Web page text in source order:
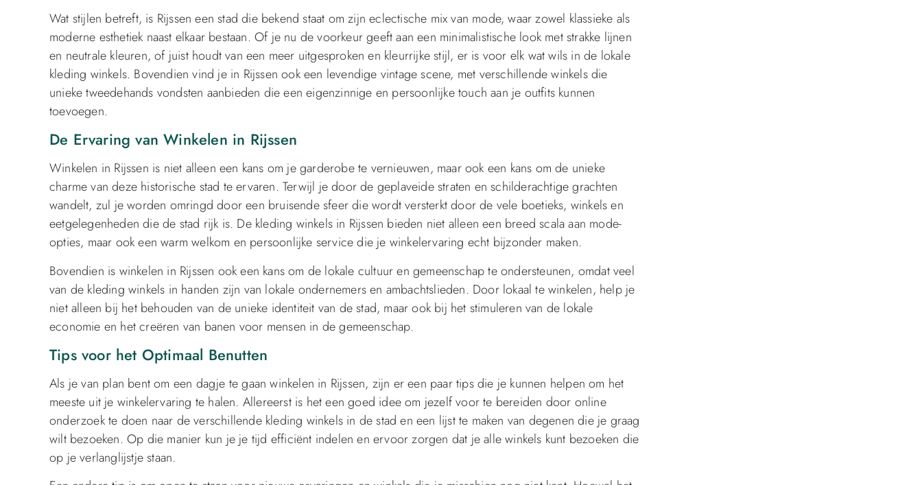
Wat stijlen betreft, is Rijssen een stad die bekend staat om zijn eclectische mix van mode, waar zowel klassieke als
moderne esthetiek naast elkaar bestaan. Of je nu de voorkeur geeft aan een minimalistische look met strakke lijnen
en neutrale kleuren, of juist houdt van een meer uitgesproken en kleurrijke stijl, er is voor elk wat wils in de lokale
kleding winkels. Bovendien vind je in Rijssen ook een levendige vintage scene, met verschillende winkels die
unieke tweedehands vondsten aanbieden die een eigenzinnige en persoonlijke touch aan je outfits kunnen
toevoegen.
De Ervaring van Winkelen in Rijssen
Winkelen in Rijssen is niet alleen een kans om je garderobe te vernieuwen, maar ook een kans om de unieke
charme van deze historische stad te ervaren. Terwijl je door de geplaveide straten en schilderachtige grachten
wandelt, zul je worden omringd door een bruisende sfeer die wordt versterkt door de vele boetieks, winkels en
eetgelegenheden die de stad rijk is. De kleding winkels in Rijssen bieden niet alleen een breed scala aan mode-
opties, maar ook een warm welkom en persoonlijke service die je winkelervaring echt bijzonder maken.
Bovendien is winkelen in Rijssen ook een kans om de lokale cultuur en gemeenschap te ondersteunen, omdat veel
van de kleding winkels in handen zijn van lokale ondernemers en ambachtslieden. Door lokaal te winkelen, help je
niet alleen bij het behouden van de unieke identiteit van de stad, maar ook bij het stimuleren van de lokale
economie en het creëren van banen voor mensen in de gemeenschap.
Tips voor het Optimaal Benutten
Als je van plan bent om een dagje te gaan winkelen in Rijssen, zijn er een paar tips die je kunnen helpen om het
meeste uit je winkelervaring te halen. Allereerst is het een goed idee om jezelf voor te bereiden door online
onderzoek te doen naar de verschillende kleding winkels in de stad en een lijst te maken van degenen die je graag
wilt bezoeken. Op die manier kun je je tijd efficiënt indelen en ervoor zorgen dat je alle winkels kunt bezoeken die
op je verlanglijstje staan.